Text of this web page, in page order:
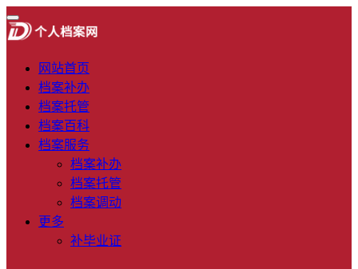
网站首页
档案补办
档案托管
档案百科
档案服务
档案补办
档案托管
档案调动
更多
补毕业证